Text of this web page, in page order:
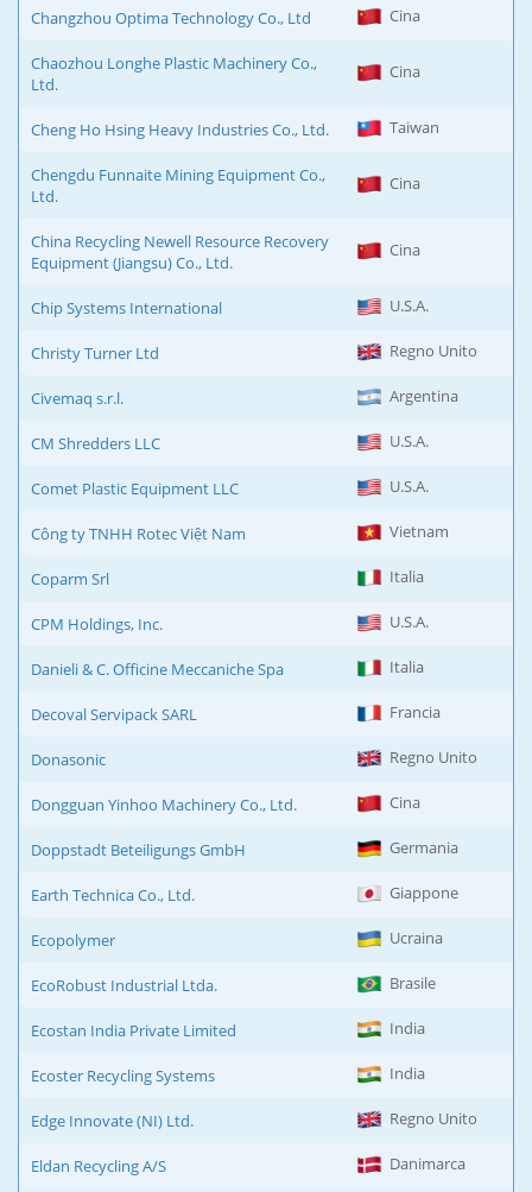
Changzhou Optima Technology Co., Ltd Cina
Chaozhou Longhe Plastic Machinery Co.,
Ltd.
Cina
Cheng Ho Hsing Heavy Industries Co., Ltd. Taiwan
Chengdu Funnaite Mining Equipment Co.,
Ltd.
Cina
China Recycling Newell Resource Recovery
Equipment (Jiangsu) Co., Ltd.
Cina
Chip Systems International U.S.A.
Christy Turner Ltd Regno Unito
Civemaq s.r.l. Argentina
CM Shredders LLC U.S.A.
Comet Plastic Equipment LLC U.S.A.
Công ty TNHH Rotec Việt Nam Vietnam
Coparm Srl Italia
CPM Holdings, Inc. U.S.A.
Danieli & C. Officine Meccaniche Spa Italia
Decoval Servipack SARL Francia
Donasonic Regno Unito
Dongguan Yinhoo Machinery Co., Ltd. Cina
Doppstadt Beteiligungs GmbH Germania
Earth Technica Co., Ltd. Giappone
Ecopolymer Ucraina
EcoRobust Industrial Ltda. Brasile
Ecostan India Private Limited India
Ecoster Recycling Systems India
Edge Innovate (NI) Ltd. Regno Unito
Eldan Recycling A/S Danimarca